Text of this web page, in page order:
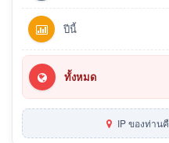
ปีนี้
ทั้งหมด
IP ของท่าน